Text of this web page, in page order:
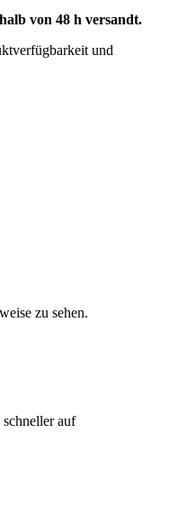
von 48 h versandt.
und
zu sehen.
schneller auf